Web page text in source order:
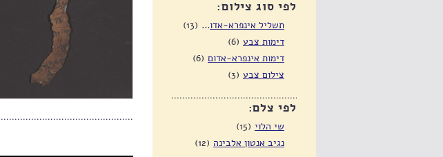
לפי סוג צילום:
תשליל אינפרא-אדום (סריקה)
(13)
דימות צבע (6)
דימות אינפרא-אדום (6)
צילום צבע (3)
לפי צלם:
שי הלוי (15)
נגיב אנטון אלבינה (12)